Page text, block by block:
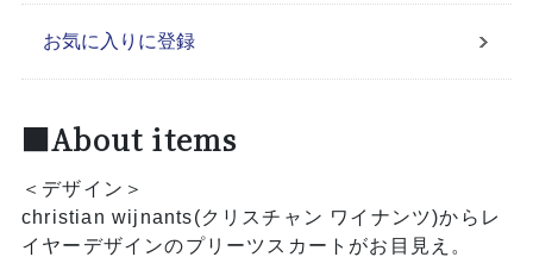
お気に入りに登録
■About items
＜デザイン＞
christian wijnants(クリスチャン ワイナンツ)からレ
イヤーデザインのプリーツスカートがお目見え。